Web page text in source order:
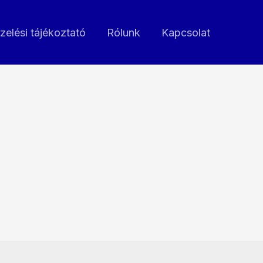
tájékoztató Rólunk Kapcsolat